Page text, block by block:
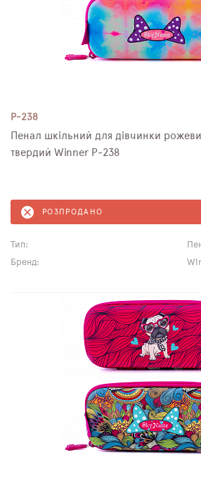
P-238
Пенал шкільний для дівчинки
твердий Winner P-238
РОЗПРОДАНО
Тип:
Бренд: